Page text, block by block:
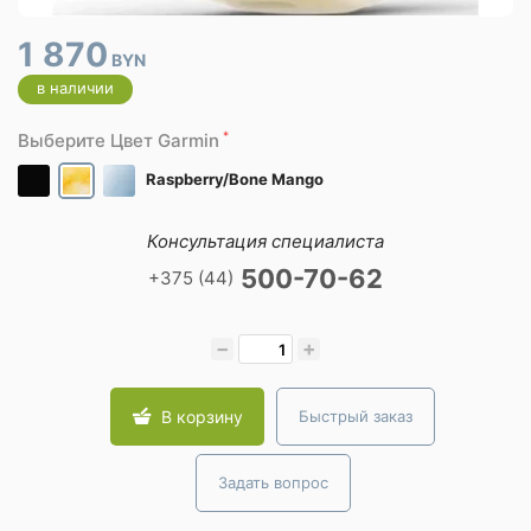
1 870 BYN
в наличии
Выберите Цвет Garmin *
Raspberry/Bone Mango
Консультация специалиста
+375 (44) 500-70-62
− +
В корзину Быстрый заказ
Задать вопрос